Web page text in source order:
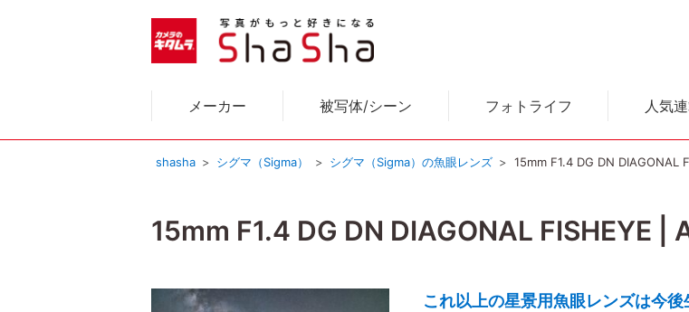
メーカー 被写体/シーン フォトライフ 人気
shasha シグマ（Sigma） シグマ（Sigma）の魚眼レンズ 15mm F1.4 DG DN DIAGONAL
15mm F1.4 DG DN DIAGONAL FISHEYE |
これ以上の星景用魚眼レンズは今後